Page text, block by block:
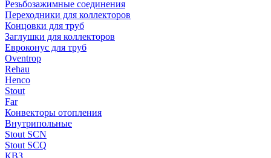
Резьбозажимные соединения
Переходники для коллекторов
Концовки для труб
Заглушки для коллекторов
Евроконус для труб
Oventrop
Rehau
Henco
Stout
Far
Конвекторы отопления
Внутрипольные
Stout SCN
Stout SCQ
КВЗ